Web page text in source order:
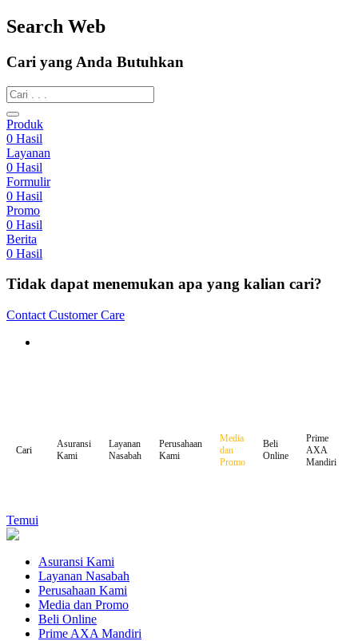
Search Web
Cari yang Anda Butuhkan
Produk
0 Hasil
Layanan
0 Hasil
Formulir
0 Hasil
Promo
0 Hasil
Berita
0 Hasil
Tidak dapat menemukan apa yang kalian cari?
Contact Customer Care
Cari
Asuransi
Kami
Layanan
Nasabah
Perusahaan
Kami
Media
dan
Promo
Beli
Online
Prime
AXA
Mandiri
Temui
Asuransi Kami
Layanan Nasabah
Perusahaan Kami
Media dan Promo
Beli Online
Prime AXA Mandiri